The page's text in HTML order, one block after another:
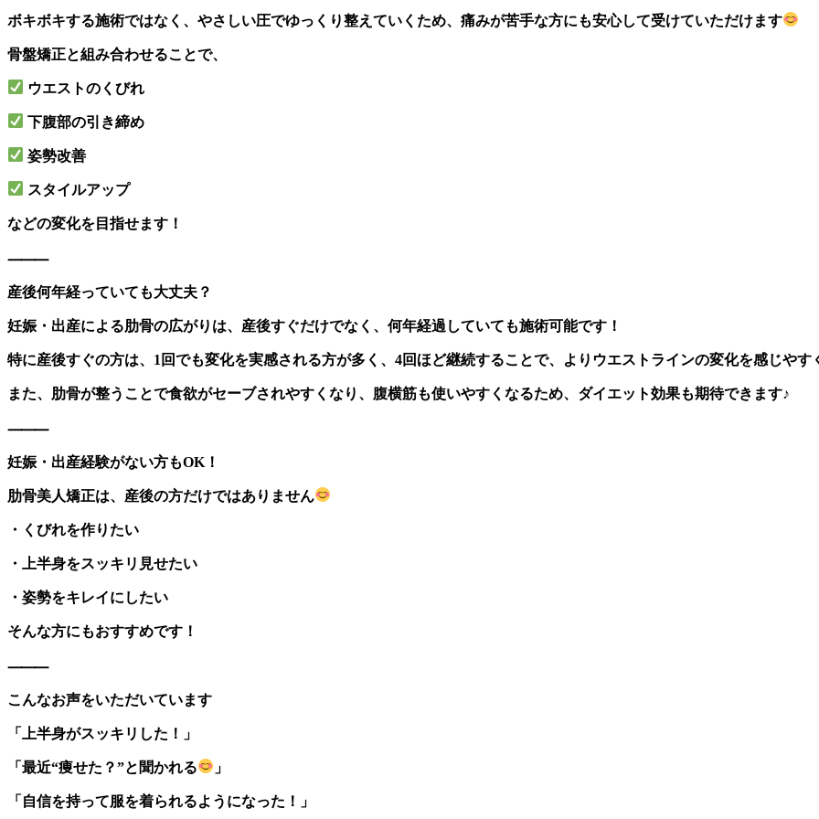
ボキボキする施術ではなく、やさしい圧でゆっくり整えていくため、痛みが苦手な方にも安心して受けていただけます
骨盤矯正と組み合わせることで、
ウエストのくびれ
下腹部の引き締め
姿勢改善
スタイルアップ
などの変化を目指せます！
⸻
産後何年経っていても大丈夫？
妊娠・出産による肋骨の広がりは、産後すぐだけでなく、何年経過していても施術可能です！
特に産後すぐの方は、1回でも変化を実感される方が多く、4回ほど継続することで、よりウエストラインの変化を感じやす
また、肋骨が整うことで食欲がセーブされやすくなり、腹横筋も使いやすくなるため、ダイエット効果も期待できます♪
⸻
妊娠・出産経験がない方もOK！
肋骨美人矯正は、産後の方だけではありません
・くびれを作りたい
・上半身をスッキリ見せたい
・姿勢をキレイにしたい
そんな方にもおすすめです！
⸻
こんなお声をいただいています
「上半身がスッキリした！」
「最近“痩せた？”と聞かれる 」
「自信を持って服を着られるようになった！」